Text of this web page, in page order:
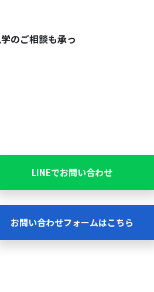
LINEでお問い合わせ
お問い合わせフォームはこちら
のご相談も承っ